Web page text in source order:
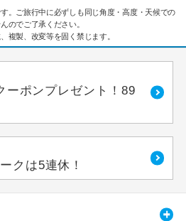
。ご旅行中に必ずしも同じ角度・高度・天候での
のでご了承ください。
複製、改変等を固く禁じます。
ーポンプレゼント！89
クは5連休！